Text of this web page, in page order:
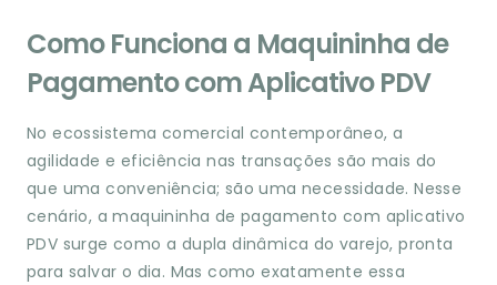
Como Funciona a Maquininha de
Pagamento com Aplicativo PDV
No ecossistema comercial contemporâneo, a
agilidade e eficiência nas transações são mais do
que uma conveniência; são uma necessidade. Nesse
cenário, a maquininha de pagamento com aplicativo
PDV surge como a dupla dinâmica do varejo, pronta
para salvar o dia. Mas como exatamente essa